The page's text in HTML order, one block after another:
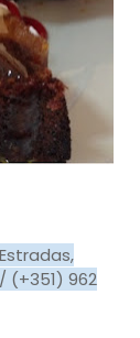
(+351) 962